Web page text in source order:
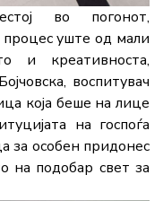
во погонот,
уште од мали
и креативноста,
воспитувач
која беше на лице
на госпоѓа
за особен придонес
на подобар свет за